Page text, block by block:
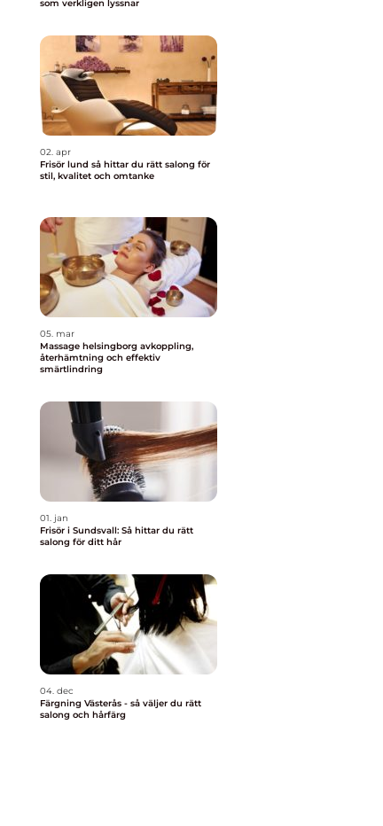
som verkligen lyssnar
02. apr
Frisör lund så hittar du rätt salong för
stil, kvalitet och omtanke
05. mar
Massage helsingborg avkoppling,
återhämtning och effektiv
smärtlindring
01. jan
Frisör i Sundsvall: Så hittar du rätt
salong för ditt hår
04. dec
Färgning Västerås - så väljer du rätt
salong och hårfärg